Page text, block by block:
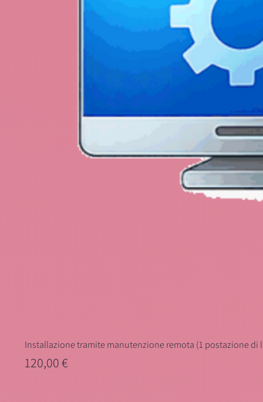
Installazione tramite manutenzione remota (1 postazione di
Prezzo
120,00 €